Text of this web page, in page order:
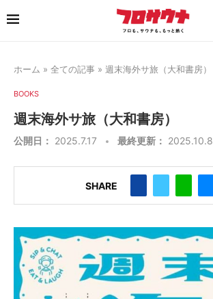
ホーム » 全ての記事 » 週末海外サ旅（大和書房）
BOOKS
週末海外サ旅（大和書房）
公開日： 2025.7.17 最終更新： 2025.10.8
SHARE